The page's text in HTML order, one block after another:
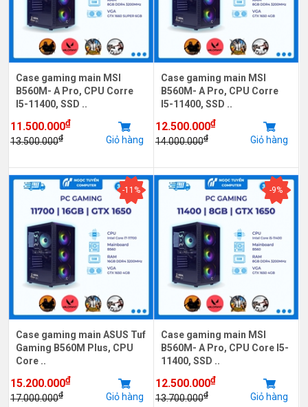
Case gaming main MSI
B560M- A Pro, CPU Corre
I5-11400, SSD ..
11.500.000₫
13.500.000₫ Giỏ hàng
Case gaming main MSI
B560M- A Pro, CPU Corre
I5-11400, SSD ..
12.500.000₫
14.000.000₫ Giỏ hàng
-11%
Case gaming main ASUS Tuf
Gaming B560M Plus, CPU
Core ..
15.200.000₫
17.000.000₫ Giỏ hàng
-9%
Case gaming main MSI
B560M- A Pro, CPU Core I5-
11400, SSD ..
12.500.000₫
13.700.000₫ Giỏ hàng